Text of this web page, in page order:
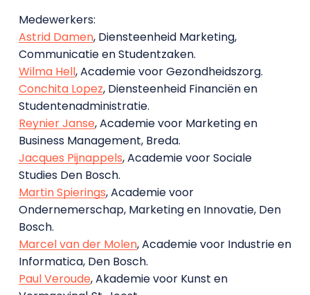
Medewerkers:
Astrid Damen, Diensteenheid Marketing,
Communicatie en Studentzaken.
Wilma Hell, Academie voor Gezondheidszorg.
Conchita Lopez, Diensteenheid Financiën en
Studentenadministratie.
Reynier Janse, Academie voor Marketing en
Business Management, Breda.
Jacques Pijnappels, Academie voor Sociale
Studies Den Bosch.
Martin Spierings, Academie voor
Ondernemerschap, Marketing en Innovatie, Den
Bosch.
Marcel van der Molen, Academie voor Industrie en
Informatica, Den Bosch.
Paul Veroude, Akademie voor Kunst en